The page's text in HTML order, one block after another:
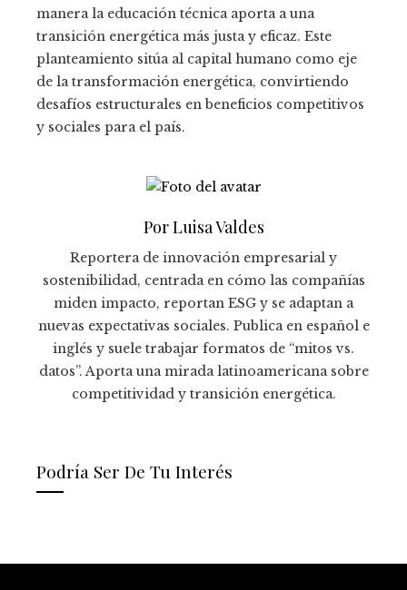
manera la educación técnica aporta a una
transición energética más justa y eficaz. Este
planteamiento sitúa al capital humano como eje
de la transformación energética, convirtiendo
desafíos estructurales en beneficios competitivos
y sociales para el país.
Por Luisa Valdes
Reportera de innovación empresarial y
sostenibilidad, centrada en cómo las compañías
miden impacto, reportan ESG y se adaptan a
nuevas expectativas sociales. Publica en español e
inglés y suele trabajar formatos de “mitos vs.
datos”. Aporta una mirada latinoamericana sobre
competitividad y transición energética.
Podría Ser De Tu Interés